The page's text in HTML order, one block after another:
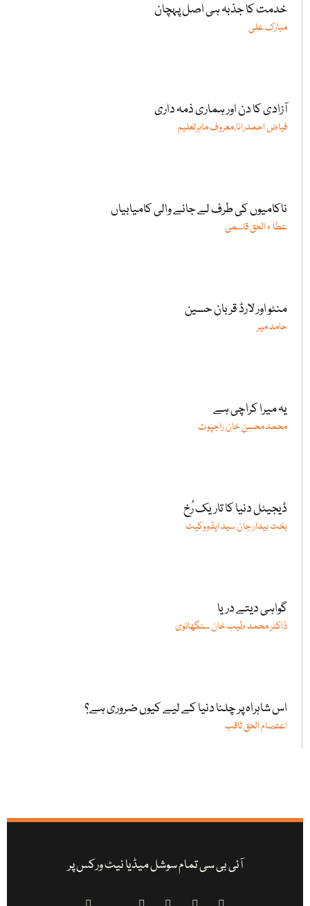
خدمت کا جذبہ ہی اصل پہچان
مبارک علی
آزادی کا دن اور ہماری ذمہ داری
فیاض احمدرانا،معروف ماہرتعلیم
ناکامیوں کی طرف لے جانے والی کامیابیاں
عطا ء الحق قاسمی
منٹو اور لارڈ قربان حسین
حامد میر
یہ میرا کراچی ہے
محمد محسن خان راجپوت
ڈیجیٹل دنیا کا تاریک رُخ
بخت بیدار جان سید ایڈووکیٹ
گواہی دیتے دریا
ڈاکٹر محمد طیب خان سنگھانوی
اس شاہراہ پر چلنا دنیا کے لیے کیوں ضروری ہے؟
اعتصام الحق ثاقب
آئی بی سی تمام سوشل میڈیا نیٹ ورکس پر